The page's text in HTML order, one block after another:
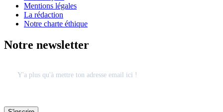
Mentions légales
La rédaction
Notre charte éthique
Notre newsletter